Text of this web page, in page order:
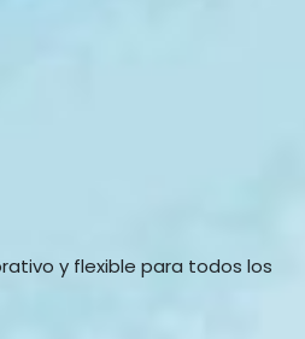
y flexible para todos los